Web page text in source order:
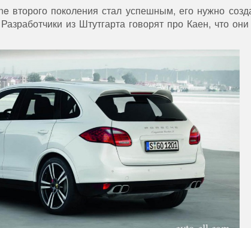
второго поколения стал успешным, его нужно
из Штутгарта говорят про Каен, что